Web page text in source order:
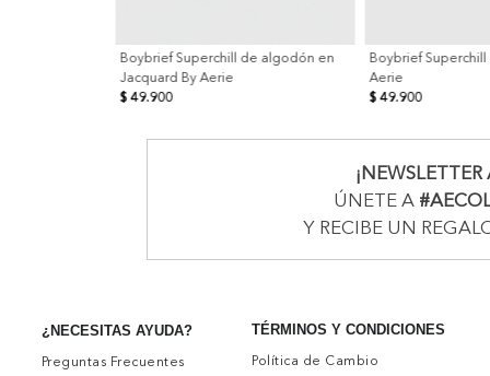
Boybrief Superchill de algodón en
Jacquard By Aerie
$ 49.900
Boybrief
Aerie
$ 49.900
¡NEWSLETTER
ÚNETE A
Y RECIBE UN
¿NECESITAS AYUDA?
Preguntas Frecuentes
TÉRMINOS Y CONDICIONES
Política de Cambio